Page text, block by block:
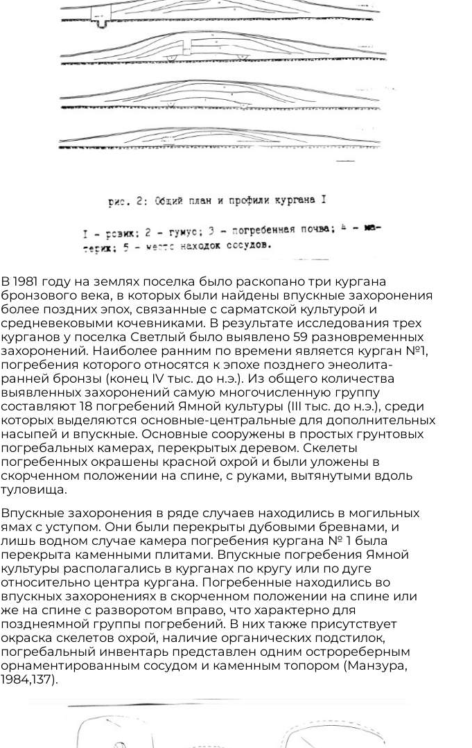
В 1981 году на землях поселка было раскопано три кургана
бронзового века, в которых были найдены впускные захоронения
более поздних эпох, связанные с сарматской культурой и
средневековыми кочевниками. В результате исследования трех
курганов у поселка Светлый было выявлено 59 разновременных
захоронений. Наиболее ранним по времени является курган №1,
погребения которого относятся к эпохе позднего энеолита-
ранней бронзы (конец IV тыс. до н.э.). Из общего количества
выявленных захоронений самую многочисленную группу
составляют 18 погребений Ямной культуры (III тыс. до н.э.), среди
которых выделяются основные-центральные для дополнительных
насыпей и впускные. Основные сооружены в простых грунтовых
погребальных камерах, перекрытых деревом. Скелеты
погребенных окрашены красной охрой и были уложены в
скорченном положении на спине, с руками, вытянутыми вдоль
туловища.
Впускные захоронения в ряде случаев находились в могильных
ямах с уступом. Они были перекрыты дубовыми бревнами, и
лишь водном случае камера погребения кургана № 1 была
перекрыта каменными плитами. Впускные погребения Ямной
культуры располагались в курганах по кругу или по дуге
относительно центра кургана. Погребенные находились во
впускных захоронениях в скорченном положении на спине или
же на спине с разворотом вправо, что характерно для
позднеямной группы погребений. В них также присутствует
окраска скелетов охрой, наличие органических подстилок,
погребальный инвентарь представлен одним острореберным
орнаментированным сосудом и каменным топором (Манзура,
1984,137).